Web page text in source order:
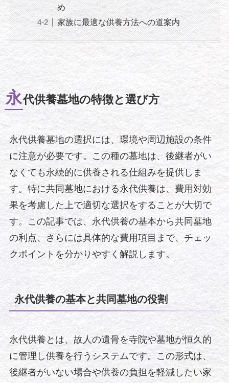
め
家族に最適な供養方法への道案内
永代供養墓地の特徴と選び方
永代供養墓地の選択には、環境や周辺施設の条件
に注意が必要です。この種の墓地は、後継者がい
なくても永続的に供養される仕組みを提供しま
す。特に共同墓地における永代供養は、費用対効
果を考慮した上で適切な選択をすることが大切で
す。この記事では、永代供養の基本から共同墓地
の利点、さらには具体的な費用項目まで、チェッ
クポイントを分かりやすく解説します。
永代供養の基本と共同墓地の役割
永代供養とは、故人の遺骨を寺院や墓地が恒久的
に管理し供養を行うシステムです。この形式は、
後継者がいない場合や供養の負担を軽減したい家